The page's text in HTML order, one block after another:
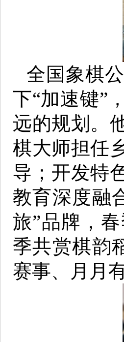
全国象棋
下“加速键”
远的规划。
棋大师担任
导；开发特
教育深度融
旅”品牌，
季共赏棋韵
赛事、月月